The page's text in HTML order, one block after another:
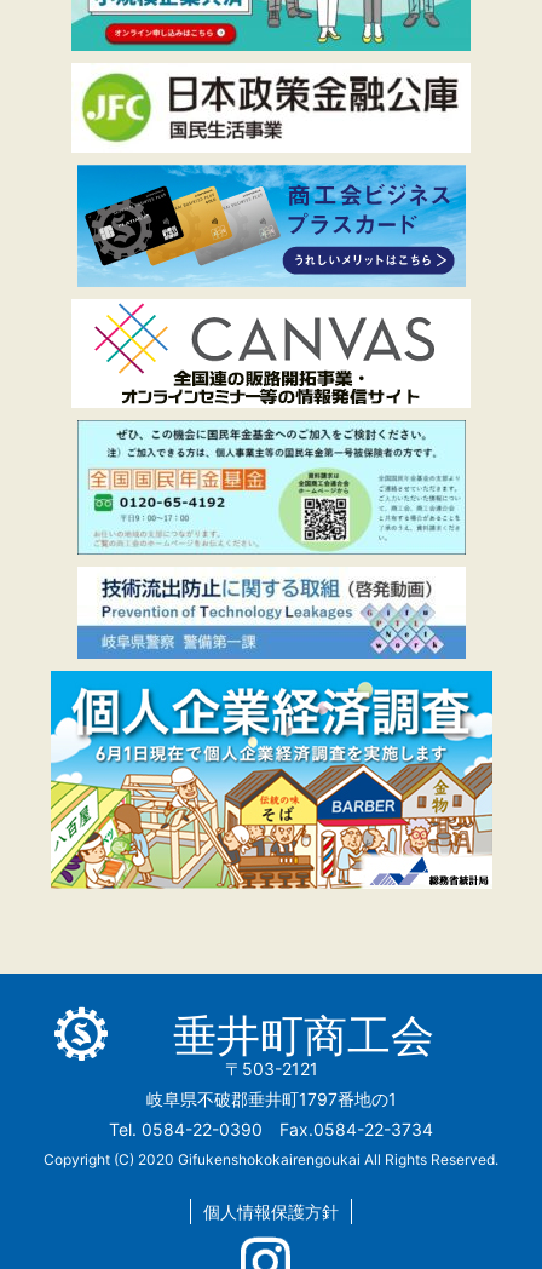
垂井町商工会
〒503-2121
岐阜県不破郡垂井町1797番地の1
Tel. 0584-22-0390 Fax.0584-22-3734
Copyright (C) 2020 Gifukenshokokairengoukai All Rights Reserved.
個人情報保護方針